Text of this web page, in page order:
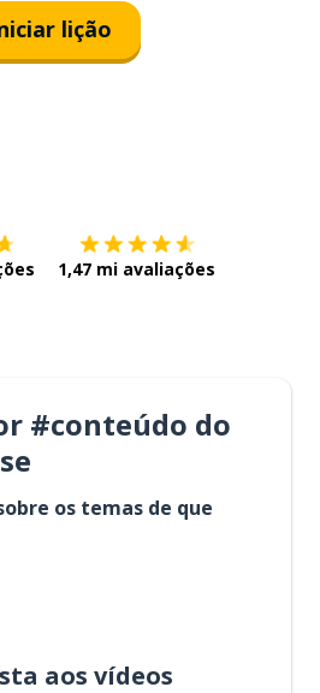
lição
1,47 mi avaliações
#conteúdo do
os temas de que
aos vídeos